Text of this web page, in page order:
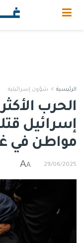
الرئيسية شؤون إسرائيلية
الحرب
مواطن في
29/06/2025
A
A